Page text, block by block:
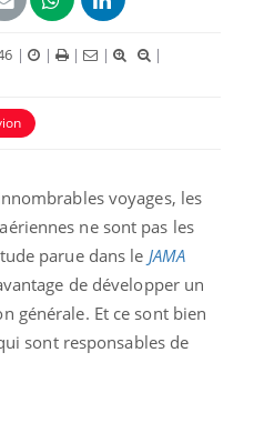
| | | |
|
voyages, les
ne sont pas les
parue dans le JAMA
de développer un
générale. Et ce sont bien
sont responsables de